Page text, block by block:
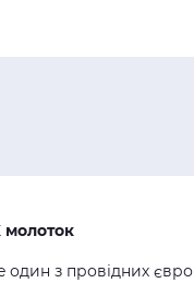
молоток
з провідних